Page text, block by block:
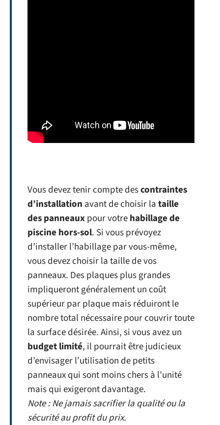
Vous devez tenir compte descontraintes
d’installation avant de choisir lataille
des panneauxpour votrehabillage de
piscine hors-sol. Si vous prévoyez
d’installer l’habillage par vous-même,
vous devez choisir la taille de vos
panneaux. Des plaques plus grandes
impliqueront généralement un coût
supérieur par plaque mais réduiront le
nombre total nécessaire pour couvrir toute
la surface désirée. Ainsi, si vous avez un
budget limité, il pourrait être judicieux
d’envisager l’utilisation de petits
panneaux qui sont moins chers à l’unité
mais qui exigeront davantage.
Note : Ne jamais sacrifier la qualité ou la
sécurité au profit du prix.